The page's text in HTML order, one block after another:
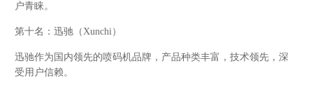
户青睐。
第十名：迅驰（Xunchi）
迅驰作为国内领先的喷码机品牌，产品种类丰富，技术领先，深
受用户信赖。